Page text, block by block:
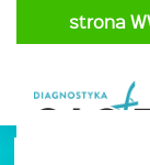
strona